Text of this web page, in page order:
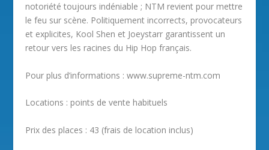
notoriété toujours indéniable ; NTM revient pour mettre
le feu sur scène. Politiquement incorrects, provocateurs
et explicites, Kool Shen et Joeystarr garantissent un
retour vers les racines du Hip Hop français.
Pour plus d’informations : www.supreme-ntm.com
Locations : points de vente habituels
Prix des places : 43 (frais de location inclus)